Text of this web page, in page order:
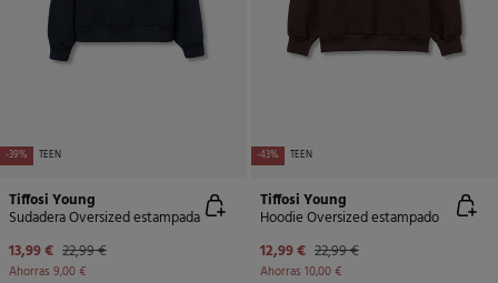
-39% TEEN
Tiffosi Young
Sudadera Oversized estampada
13,99 € 22,99 €
Ahorras 9,00 €
-43% TEEN
Tiffosi Young
Hoodie Oversized estampado
12,99 € 22,99 €
Ahorras 10,00 €